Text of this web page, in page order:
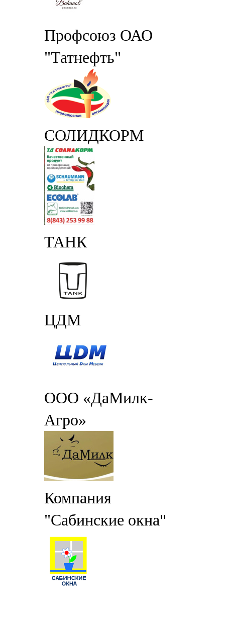
Профсоюз ОАО
"Татнефть"
СОЛИДКОРМ
ТАНК
ЦДМ
ООО «ДаМилк-
Агро»
Компания
"Сабинские окна"